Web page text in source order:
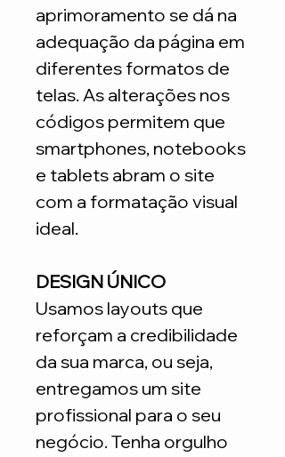
aprimoramento se dá na
adequação da página em
diferentes formatos de
telas. As alterações nos
códigos permitem que
smartphones, notebooks
e tablets abram o site
com a formatação visual
ideal.
DESIGN ÚNICO
Usamos layouts que
reforçam a credibilidade
da sua marca, ou seja,
entregamos um site
profissional para o seu
negócio. Tenha orgulho